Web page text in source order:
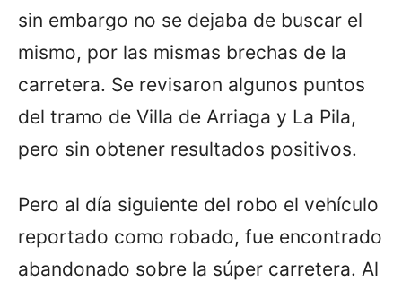
sin embargo no se dejaba de buscar el
mismo, por las mismas brechas de la
carretera. Se revisaron algunos puntos
del tramo de Villa de Arriaga y La Pila,
pero sin obtener resultados positivos.
Pero al día siguiente del robo el vehículo
reportado como robado, fue encontrado
abandonado sobre la súper carretera. Al